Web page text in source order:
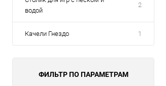
водой
2
Качели Гнездо 1
ФИЛЬТР ПО ПАРАМЕТРАМ